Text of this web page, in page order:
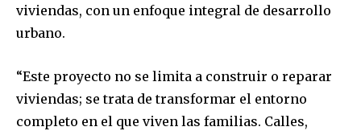
viviendas, con un enfoque integral de desarrollo
urbano.
“Este proyecto no se limita a construir o reparar
viviendas; se trata de transformar el entorno
completo en el que viven las familias. Calles,